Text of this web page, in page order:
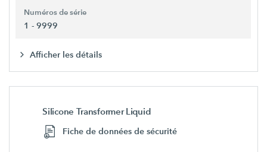
Numéros de série
1 - 9999
Afficher les détails
Silicone Transformer Liquid
Fiche de données de sécurité